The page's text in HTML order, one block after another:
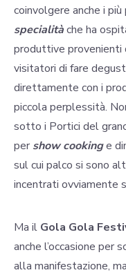
coinvolgere anche i più
specialitàche ha
produttive
visitatori di fare
direttamente con i
piccola perplessità.
sotto i Portici del
per show cookinge
sul cui palco si sono
incentrati ovviamente
Ma il Gola Gola
anche l’occasione per
alla manifestazione,